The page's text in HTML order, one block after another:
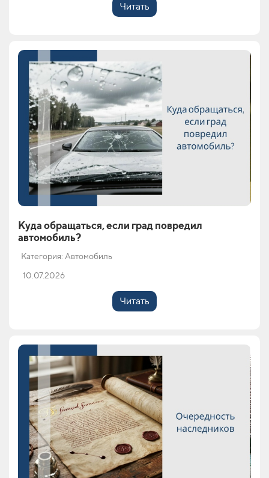
Читать
Куда обращаться, если град повредил
автомобиль?
Категория: Автомобиль
10.07.2026
Читать